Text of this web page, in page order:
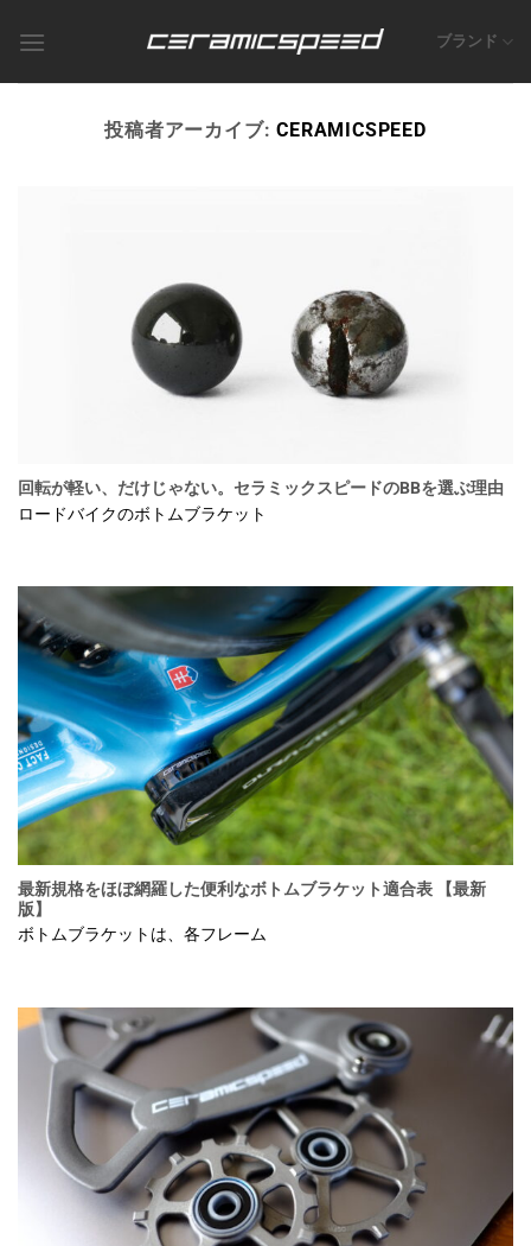
ブランド
投稿者アーカイブ:CERAMICSPEED
回転が軽い、だけじゃない。セラミックスピードのBBを選ぶ理由
ロードバイクのボトムブラケット
最新規格をほぼ網羅した便利なボトムブラケット適合表 【最新
版】
ボトムブラケットは、各フレーム